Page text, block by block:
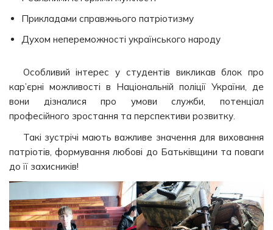
Прикладами справжнього патріотизму
Духом непереможності українського народу
Особливий інтерес у студентів викликав блок про
кар’єрні можливості в Національній поліції України, де
вони дізналися про умови служби, потенціал
професійного зростання та перспективи розвитку.
Такі зустрічі мають важливе значення для виховання
патріотів, формування любові до Батьківщини та поваги
до її захисників!